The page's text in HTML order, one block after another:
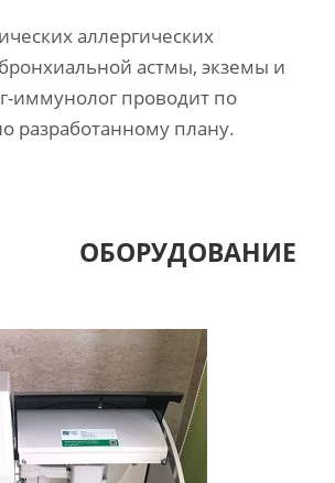
аллергических
астмы, экземы и
иммунолог проводит по
разработанному плану.